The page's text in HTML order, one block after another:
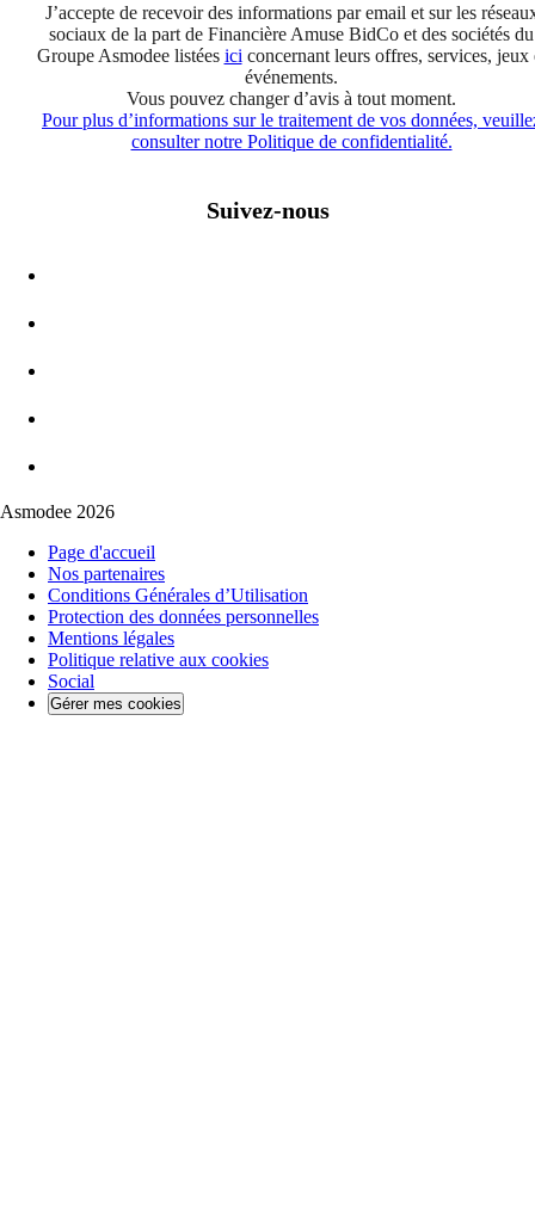
J’accepte de recevoir des informations par email et sur les
sociaux de la part de Financière Amuse BidCo et des sociétés du
Groupe Asmodee listées ici concernant leurs offres, services, jeux
événements.
Vous pouvez changer d’avis à tout moment.
Pour plus d’informations sur le traitement de vos données,
consulter notre Politique de confidentialité.
Suivez-nous
Asmodee 2026
Page d'accueil
Nos partenaires
Conditions Générales d’Utilisation
Protection des données personnelles
Mentions légales
Politique relative aux cookies
Social
Gérer mes cookies